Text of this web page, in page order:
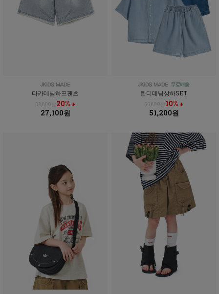
다카데님하프팬츠
33,800원20% ↓
27,100원
란디데님상하SET
56,800원10% ↓
51,200원